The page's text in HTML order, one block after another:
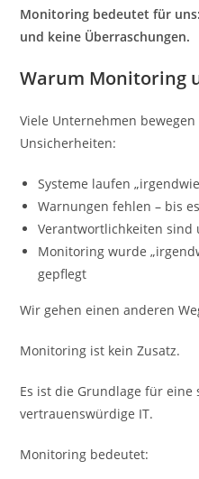
Monitoring bedeutet für
und keine Überraschungen.
Warum Monitoring
Viele Unternehmen
Unsicherheiten:
Systeme laufen
Warnungen fehlen – bis
Verantwortlichkeiten sind
Monitoring wurde
gepflegt
Wir gehen einen anderen
Monitoring ist kein Zusatz.
Es ist die Grundlage für
vertrauenswürdige IT.
Monitoring bedeutet: